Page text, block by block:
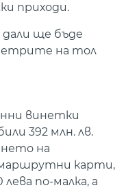
приходи.
ще бъде
на тол
винетки
392 млн. лв.
на
карти,
по-малка, а